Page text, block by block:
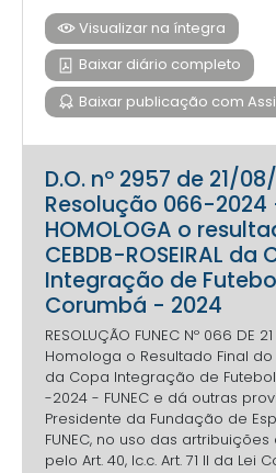
Visualizar na íntegra
Baixar diário completo
Baixar publicação com
D.O. nº 2957 de 21/
Resolução 066-2024
HOMOLOGA o
CEBDB-ROSEIRAL da
Integração de
Corumbá - 2024
RESOLUÇÃO FUNEC Nº 066 DE
Homologa o Resultado Final do
da Copa Integração de
-2024 - FUNEC e dá outras
Presidente da Fundação de
FUNEC, no uso das
pelo Art. 40, Ic.c. Art. 71 II da Lei